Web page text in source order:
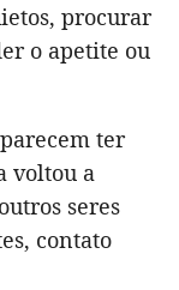
procurar
o apetite ou
ter
voltou a
seres
contato